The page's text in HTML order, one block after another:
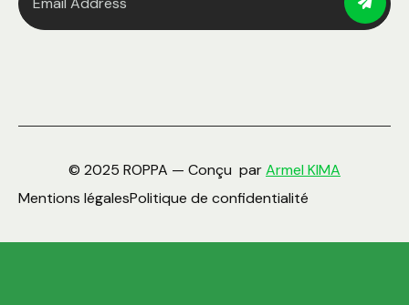
© 2025 ROPPA — Conçu parArmel KIMA
Mentions légalesPolitique de confidentialité